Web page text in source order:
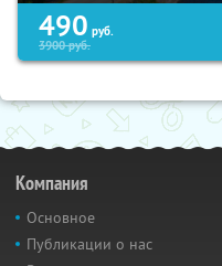
490 руб.
3900руб.
Компания
Основное
Публикации о нас